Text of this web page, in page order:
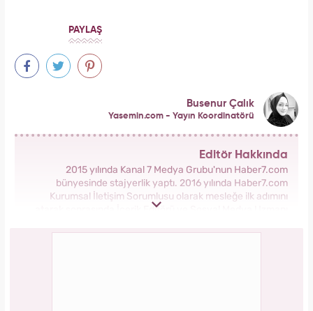
PAYLAŞ
Busenur Çalık
Yasemin.com - Yayın Koordinatörü
Editör Hakkında
2015 yılında Kanal 7 Medya Grubu'nun Haber7.com
bünyesinde stajyerlik yaptı. 2016 yılında Haber7.com
Kurumsal İletişim Sorumlusu olarak mesleğe ilk adımını
atarak sonrasında İçerik Editörü ve Sosyal Medya Uzmanı
Kadın Sitesinde önce Haber Editörü sonrasında Haber Şefi